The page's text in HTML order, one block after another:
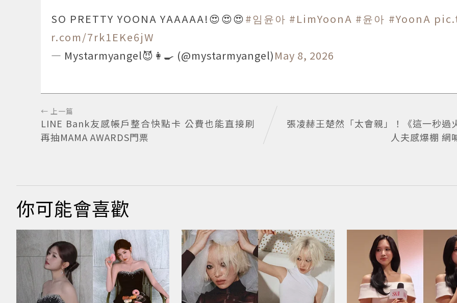
SO PRETTY YOONA YAAAAA!😍😍😍#임윤아 #LimYoonA #윤아 #YoonA
r.com/7rk1EKe6jW
— Mystarmyangel😈👩‍🍳 (@mystarmyangel)May 8, 2026
← 上一篇
LINE Bank友感帳戶整合快點卡 公費也能直接刷
再抽MAMA AWARDS門票
張凌赫王楚然「太會親」！《這一秒過
人夫感爆棚 網
你可能會喜歡